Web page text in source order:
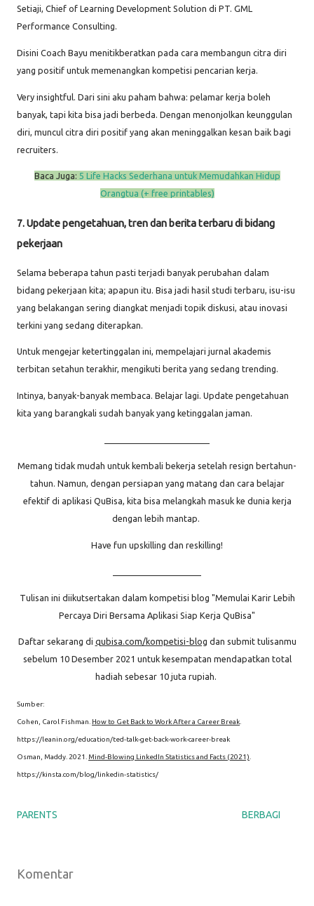
Setiaji, Chief of Learning Development Solution di PT. GML
Performance Consulting.
Disini Coach Bayu menitikberatkan pada cara membangun citra diri
yang positif untuk memenangkan kompetisi pencarian kerja.
Very insightful. Dari sini aku paham bahwa: pelamar kerja boleh
banyak, tapi kita bisa jadi berbeda. Dengan menonjolkan keunggulan
diri, muncul citra diri positif yang akan meninggalkan kesan baik bagi
recruiters.
Baca Juga: 5 Life Hacks Sederhana untuk Memudahkan Hidup
Orangtua (+ free printables)
7. Update pengetahuan, tren dan berita terbaru di bidang
pekerjaan
Selama beberapa tahun pasti terjadi banyak perubahan dalam
bidang pekerjaan kita; apapun itu. Bisa jadi hasil studi terbaru, isu-isu
yang belakangan sering diangkat menjadi topik diskusi, atau inovasi
terkini yang sedang diterapkan.
Untuk mengejar ketertinggalan ini, mempelajari jurnal akademis
terbitan setahun terakhir, mengikuti berita yang sedang trending.
Intinya, banyak-banyak membaca. Belajar lagi. Update pengetahuan
kita yang barangkali sudah banyak yang ketinggalan jaman.
Memang tidak mudah untuk kembali bekerja setelah resign bertahun-
tahun. Namun, dengan persiapan yang matang dan cara belajar
efektif di aplikasi QuBisa, kita bisa melangkah masuk ke dunia kerja
dengan lebih mantap.
Have fun upskilling dan reskilling!
Tulisan ini diikutsertakan dalam kompetisi blog "Memulai Karir Lebih
Percaya Diri Bersama Aplikasi Siap Kerja QuBisa"
Daftar sekarang di qubisa.com/kompetisi-blog dan submit tulisanmu
sebelum 10 Desember 2021 untuk kesempatan mendapatkan total
hadiah sebesar 10 juta rupiah.
Sumber:
Cohen, Carol Fishman. How to Get Back to Work After a Career Break
https://leanin.org/education/ted-talk-get-back-work-career-break
Osman, Maddy. 2021. Mind-Blowing LinkedIn Statistics and Facts (2021)
https://kinsta.com/blog/linkedin-statistics/
PARENTS BERBAGI
Komentar